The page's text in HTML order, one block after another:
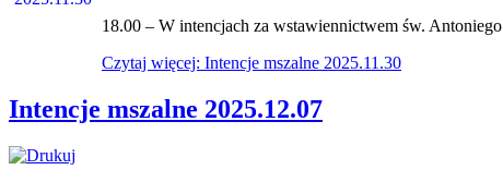
18.00 – W intencjach za wstawiennictwem św. Antoniego
Czytaj więcej: Intencje mszalne 2025.11.30
Intencje mszalne 2025.12.07